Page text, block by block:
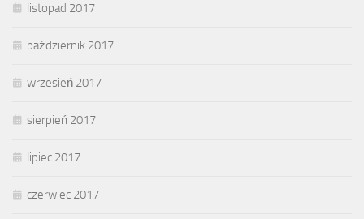
listopad 2017
październik 2017
wrzesień 2017
sierpień 2017
lipiec 2017
czerwiec 2017